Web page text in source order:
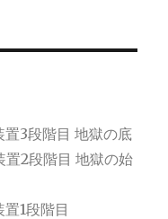
3段階目 地獄の底
2段階目 地獄の始
1段階目